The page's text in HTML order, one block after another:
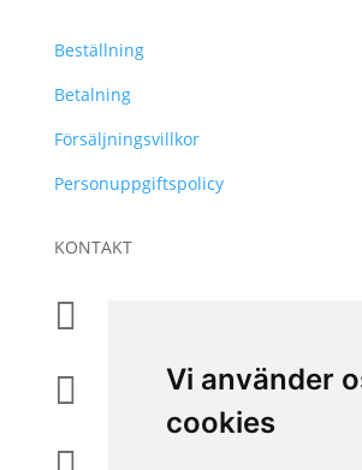
Vi använder
cookies
Beställning
Betalning
Försäljningsvillkor
Personuppgiftspolicy
KONTAKT

 info@accessiq.se